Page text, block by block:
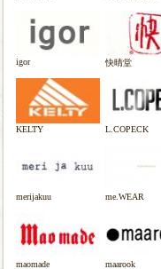
igor 快晴堂
KELTY L.COPECK
merijakuu me.WEAR
maomade maarook